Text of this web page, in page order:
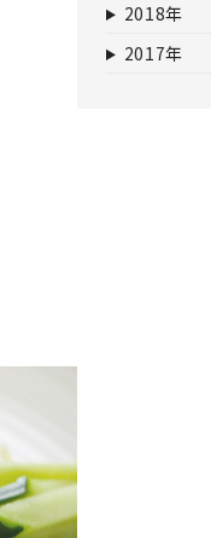
2018年
2017年